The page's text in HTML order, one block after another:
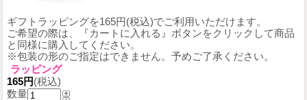
ギフトラッピングを165円(税込)でご利用いただけます。
ご希望の際は、『カートに入れる』ボタンをクリックして商品
と同様に購入してください。
※包装の形のご指定はできません。予めご了承ください。
ラッピング
165円(税込)
数量